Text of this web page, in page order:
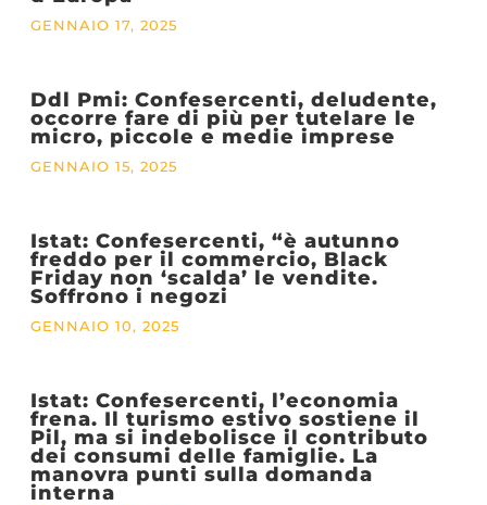
GENNAIO 17, 2025
Ddl Pmi: Confesercenti, deludente,
occorre fare di più per tutelare le
micro, piccole e medie imprese
GENNAIO 15, 2025
Istat: Confesercenti, “è autunno
freddo per il commercio, Black
Friday non ‘scalda’ le vendite.
Soffrono i negozi
GENNAIO 10, 2025
Istat: Confesercenti, l’economia
frena. Il turismo estivo sostiene il
Pil, ma si indebolisce il contributo
dei consumi delle famiglie. La
manovra punti sulla domanda
interna